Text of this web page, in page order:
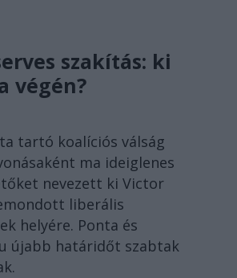
szakítás: ki
végén?
tartó koalíciós válság
ma ideiglenes
nevezett ki Victor
liberális
helyére. Ponta és
újabb határidőt szabtak